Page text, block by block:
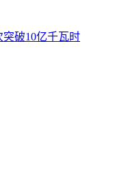
破10亿千瓦时